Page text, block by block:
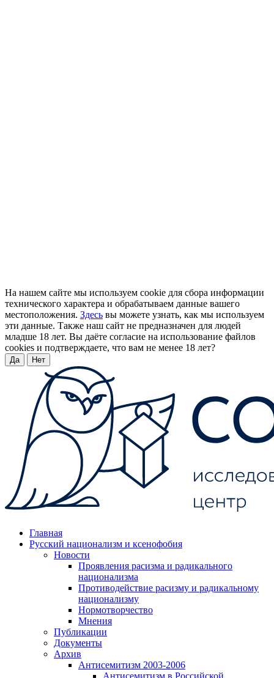
На нашем сайте мы используем cookie для сбора информации
технического характера и обрабатываем данные вашего
местоположения. Здесь вы можете узнать, как мы используем
эти данные. Также наш сайт не предназначен для людей
младше 18 лет. Вы даёте согласие на использование файлов
cookies и подтверждаете, что вам не менее 18 лет?
Да Нет
Главная
Русский национализм и ксенофобия
Новости
Проявления расизма и радикального
национализма
Противодействие расизму и радикальному
национализму
Нормотворчество
Мнения
Публикации
Документы
Архив
Антисемитизм 2003-2006